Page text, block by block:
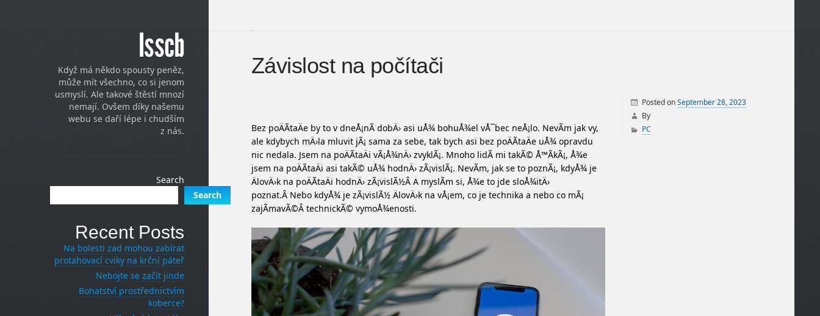
Isscb
Když má někdo spousty peněz,
může mít všechno, co si jenom
usmyslí. Ale takové štěstí mnozí
nemají. Ovšem díky našemu
webu se daří lépe i chudším
z nás.
Závislost na počítači
Bez poÄÃ­taÄe by to v dneÅ¡nÃ­ dobÄ› asi uÅ¾ bohuÅ¾el vÅ¯bec neÅ¡lo. NevÃ­m jak vy,
ale kdybych mÄ›la mluvit jÃ¡ sama za sebe, tak bych asi bez poÄÃ­taÄe uÅ¾ opravdu
nic nedala. Jsem na poÄÃ­taÄi vÃ¡Å¾nÄ› zvyklÃ¡. Mnoho lidÃ­ mi takÃ© Å™Ã­kÃ¡, Å¾e
jsem na poÄÃ­taÄi asi takÃ© uÅ¾ hodnÄ› zÃ¡vislÃ¡. NevÃ­m, jak se to poznÃ¡, kdyÅ¾ je
ÄlovÄ›k na poÄÃ­taÄi hodnÄ› zÃ¡vislÃ½Â A myslÃ­m si, Å¾e to jde sloÅ¾itÄ›
poznat.Â Nebo kdyÅ¾ je zÃ¡vislÃ½ ÄlovÄ›k na vÅ¡em, co je technika a nebo co mÃ¡
zajÃ­mavÃ©Â technickÃ© vymoÅ¾enosti.
Posted onSeptember 28, 2023
By
PC
Search
Search
Recent Posts
Na bolesti zad mohou zabírat
protahovací cviky na krční páteř
Nebojte se začít jinde
Bohatství prostřednictvím
koberce?